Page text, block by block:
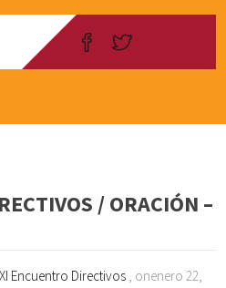
/ ORACIÓN –
XI Encuentro Directivos , onenero 22,